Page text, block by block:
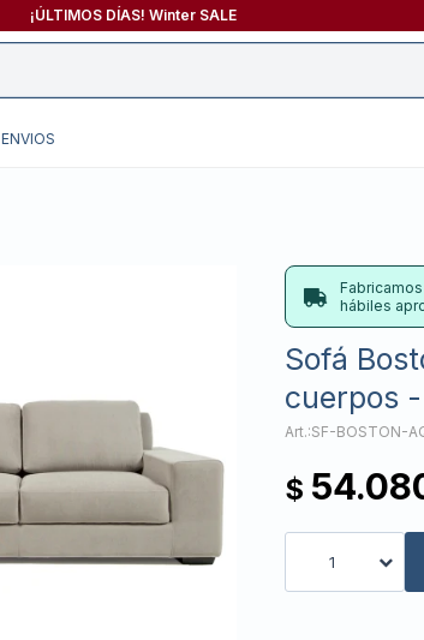
¡ÚLTIMOS DÍAS! Winter SALE
ENVIOS
hábiles
Sofá
cuerpos
SF-BOSTON-
$
1